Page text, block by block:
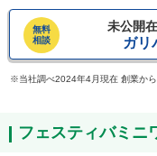
無料
相談
未公開
ガリ
当社調べ2024年4月現在 創業か
フェスティバミニ